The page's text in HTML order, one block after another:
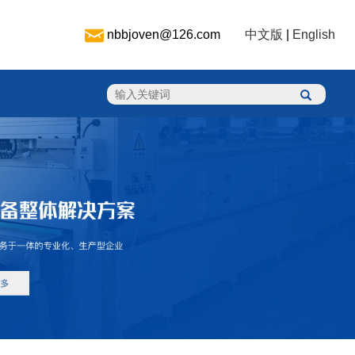
nbbjoven@126.com 中文版 English